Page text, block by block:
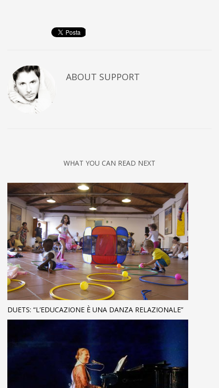
ABOUT SUPPORT
WHAT YOU CAN READ NEXT
DUETS: “L’EDUCAZIONE È UNA DANZA RELAZIONALE”